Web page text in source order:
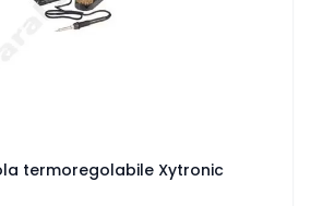
termoregolabile Xytronic